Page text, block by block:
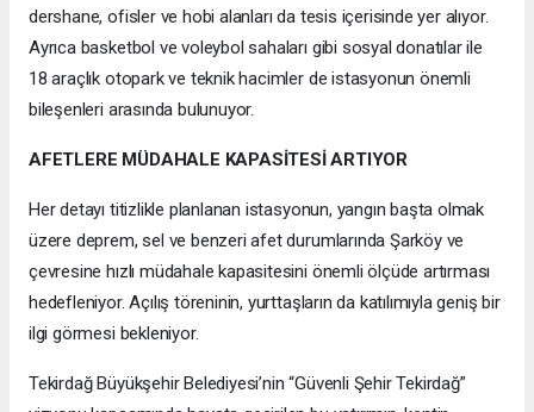
dershane, ofisler ve hobi alanları da tesis içerisinde yer alıyor.
Ayrıca basketbol ve voleybol sahaları gibi sosyal donatılar ile
18 araçlık otopark ve teknik hacimler de istasyonun önemli
bileşenleri arasında bulunuyor.
AFETLERE MÜDAHALE KAPASİTESİ ARTIYOR
Her detayı titizlikle planlanan istasyonun, yangın başta olmak
üzere deprem, sel ve benzeri afet durumlarında Şarköy ve
çevresine hızlı müdahale kapasitesini önemli ölçüde artırması
hedefleniyor. Açılış töreninin, yurttaşların da katılımıyla geniş bir
ilgi görmesi bekleniyor.
Tekirdağ Büyükşehir Belediyesi’nin “Güvenli Şehir Tekirdağ”